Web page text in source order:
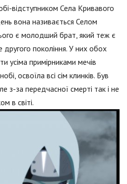
відступником Села Кривавого
вона називається Селом
є молодший брат, який теж є
покоління. У них обох
усіма примірниками мечів
освоїла всі сім клинків. Був
з-за передчасної смерті так і не
в світі.